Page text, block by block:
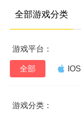
全部游戏分类
游戏平台：
全部 IOS
游戏分类：